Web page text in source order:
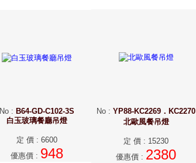
No: B64-GD-C102-3S
白玉玻璃餐廳吊燈
定 價: 6600
優惠價: 948
No : YP88-KC2269．KC2270
北歐風餐吊燈
定 價 : 15230
優惠價 : 2380